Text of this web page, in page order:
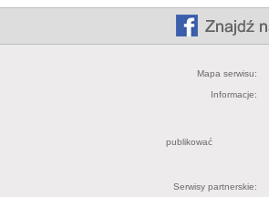
Mapa serwisu:
Informacje:
publikować
Serwisy partnerskie: